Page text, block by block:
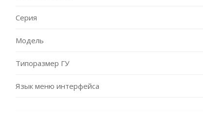
Серия
Модель
Типоразмер ГУ
Язык меню интерфейса